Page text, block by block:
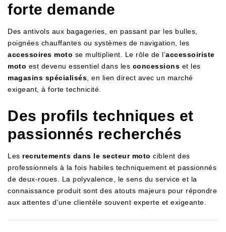
forte demande
Des antivols aux bagageries, en passant par les bulles,
poignées chauffantes ou systèmes de navigation, les
accessoires moto se multiplient. Le rôle de l’accessoiriste
moto est devenu essentiel dans les concessions et les
magasins spécialisés , en lien direct avec un marché
exigeant, à forte technicité.
Des profils techniques et
passionnés recherchés
Les recrutements dans le secteur moto ciblent des
professionnels à la fois habiles techniquement et passionnés
de deux-roues. La polyvalence, le sens du service et la
connaissance produit sont des atouts majeurs pour répondre
aux attentes d’une clientèle souvent experte et exigeante.